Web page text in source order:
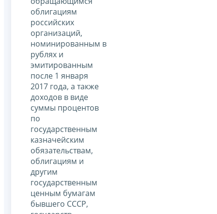
облигациям
российских
организаций,
номинированным в
рублях и
эмитированным
после 1 января
2017 года, а также
доходов в виде
суммы процентов
по
государственным
казначейским
обязательствам,
облигациям и
другим
государственным
ценным бумагам
бывшего СССР,